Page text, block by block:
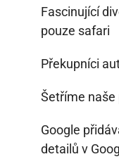
Fascinující
pouze safari
Překupníci
Šetříme naše
Google
detailů v